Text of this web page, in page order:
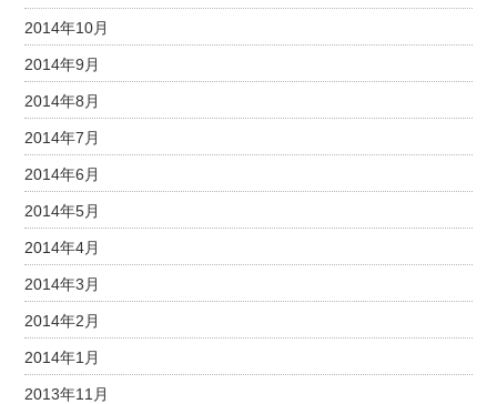
2014年10月
2014年9月
2014年8月
2014年7月
2014年6月
2014年5月
2014年4月
2014年3月
2014年2月
2014年1月
2013年11月